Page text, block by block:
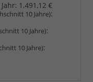
1.491,12 €
10 Jahre):
10 Jahre):
10 Jahre):